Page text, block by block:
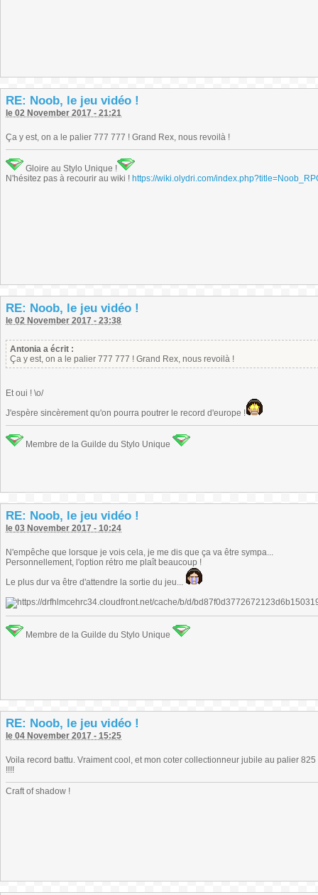
RE: Noob, le jeu vidéo !
le 02 November 2017 - 21:21
Ça y est, on a le palier 777 777 ! Grand Rex, nous revoilà !
Gloire au Stylo Unique !
N'hésitez pas à recourir au wiki ! https://wiki.olydri.com/
RE: Noob, le jeu vidéo !
le 02 November 2017 - 23:38
Antonia a écrit :
Ça y est, on a le palier 777 777 ! Grand Rex, nous revoilà !
Et oui ! \o/
J'espère sincèrement qu'on pourra poutrer le record d'europe !
Membre de la Guilde du Stylo Unique
RE: Noob, le jeu vidéo !
le 03 November 2017 - 10:24
N'empêche que lorsque je vois cela, je me dis que ça va être sympa...
Personnellement, l'option rétro me plaît beaucoup !
Le plus dur va être d'attendre la sortie du jeu...
Membre de la Guilde du Stylo Unique
RE: Noob, le jeu vidéo !
le 04 November 2017 - 15:25
Voila record battu. Vraiment cool, et mon coter collectionneur jubile au palier
!!!!
Craft of shadow !